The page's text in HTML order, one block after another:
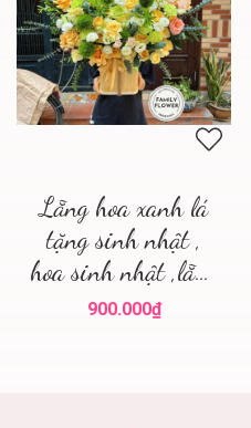
Lẵng hoa xanh lá
tặng sinh nhật ,
hoa sinh nhật ,lẵng
hoa đẹp
900.000₫